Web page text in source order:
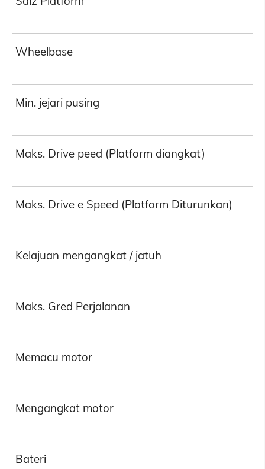
Wheelbase
Min. jejari pusing
Maks. Drive peed (Platform diangkat)
Maks. Drive e Speed (Platform Diturunkan)
Kelajuan mengangkat / jatuh
Maks. Gred Perjalanan
Memacu motor
Mengangkat motor
Bateri